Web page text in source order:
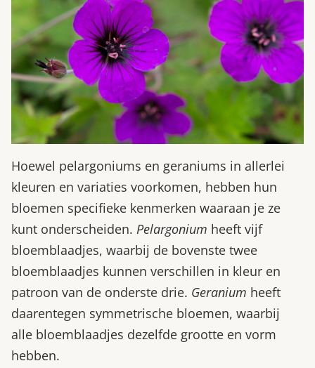
Hoewel pelargoniums en geraniums in allerlei
kleuren en variaties voorkomen, hebben hun
bloemen specifieke kenmerken waaraan je ze
kunt onderscheiden. Pelargonium heeft vijf
bloemblaadjes, waarbij de bovenste twee
bloemblaadjes kunnen verschillen in kleur en
patroon van de onderste drie. Geranium heeft
daarentegen symmetrische bloemen, waarbij
alle bloemblaadjes dezelfde grootte en vorm
hebben.